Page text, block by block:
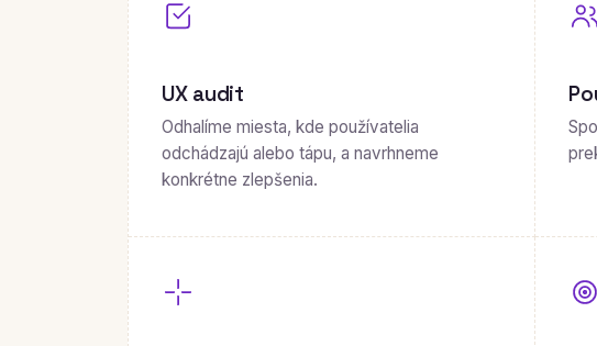
UX audit
Odhalíme miesta, kde používatelia
odchádzajú alebo tápu, a navrhneme
konkrétne zlepšenia.